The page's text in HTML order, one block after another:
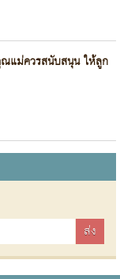
แม่ควรสนับสนุน ให้ลูก